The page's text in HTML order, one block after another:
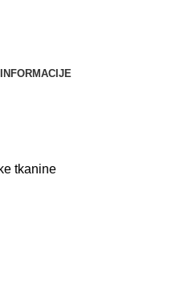
tkanine